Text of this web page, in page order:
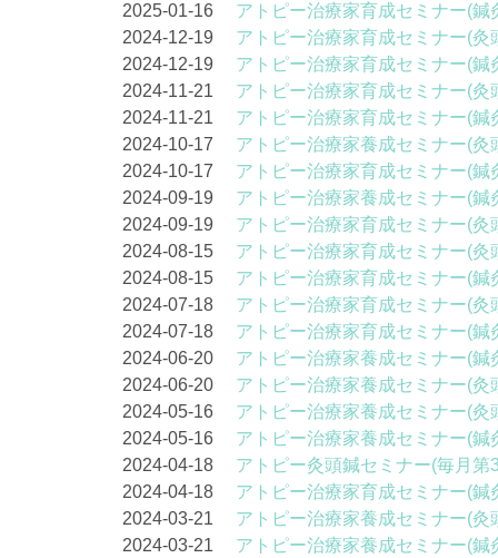
2025-01-16 アトピー治療家育成セミナー(鍼
2024-12-19 アトピー治療家育成セミナー(灸
2024-12-19 アトピー治療家育成セミナー(鍼
2024-11-21 アトピー治療家育成セミナー(灸
2024-11-21 アトピー治療家育成セミナー(鍼
2024-10-17 アトピー治療家養成セミナー(灸
2024-10-17 アトピー治療家育成セミナー(鍼
2024-09-19 アトピー治療家養成セミナー(鍼
2024-09-19 アトピー治療家育成セミナー(灸
2024-08-15 アトピー治療家育成セミナー(灸
2024-08-15 アトピー治療家育成セミナー(鍼
2024-07-18 アトピー治療家育成セミナー(灸
2024-07-18 アトピー治療家育成セミナー(鍼
2024-06-20 アトピー治療家養成セミナー(鍼
2024-06-20 アトピー治療家養成セミナー(灸
2024-05-16 アトピー治療家養成セミナー(灸
2024-05-16 アトピー治療家養成セミナー(鍼
2024-04-18 アトピー灸頭鍼セミナー(毎月第
2024-04-18 アトピー治療家育成セミナー(鍼
2024-03-21 アトピー治療家養成セミナー(灸
2024-03-21 アトピー治療家養成セミナー(鍼